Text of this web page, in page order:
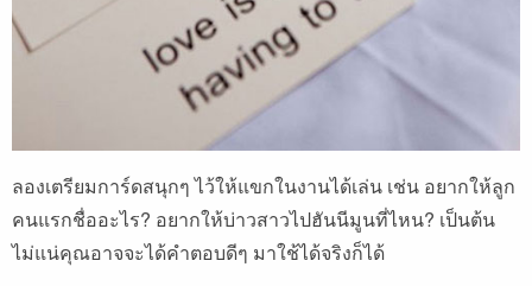
ลองเตรียมการ์ดสนุกๆ ไว้ให้แขกในงานได้เล่น เช่น อยากให้ลูก
คนแรกชื่ออะไร? อยากให้บ่าวสาวไปฮันนีมูนที่ไหน? เป็นต้น
ไม่แน่คุณอาจจะได้คำตอบดีๆ มาใช้ได้จริงก็ได้